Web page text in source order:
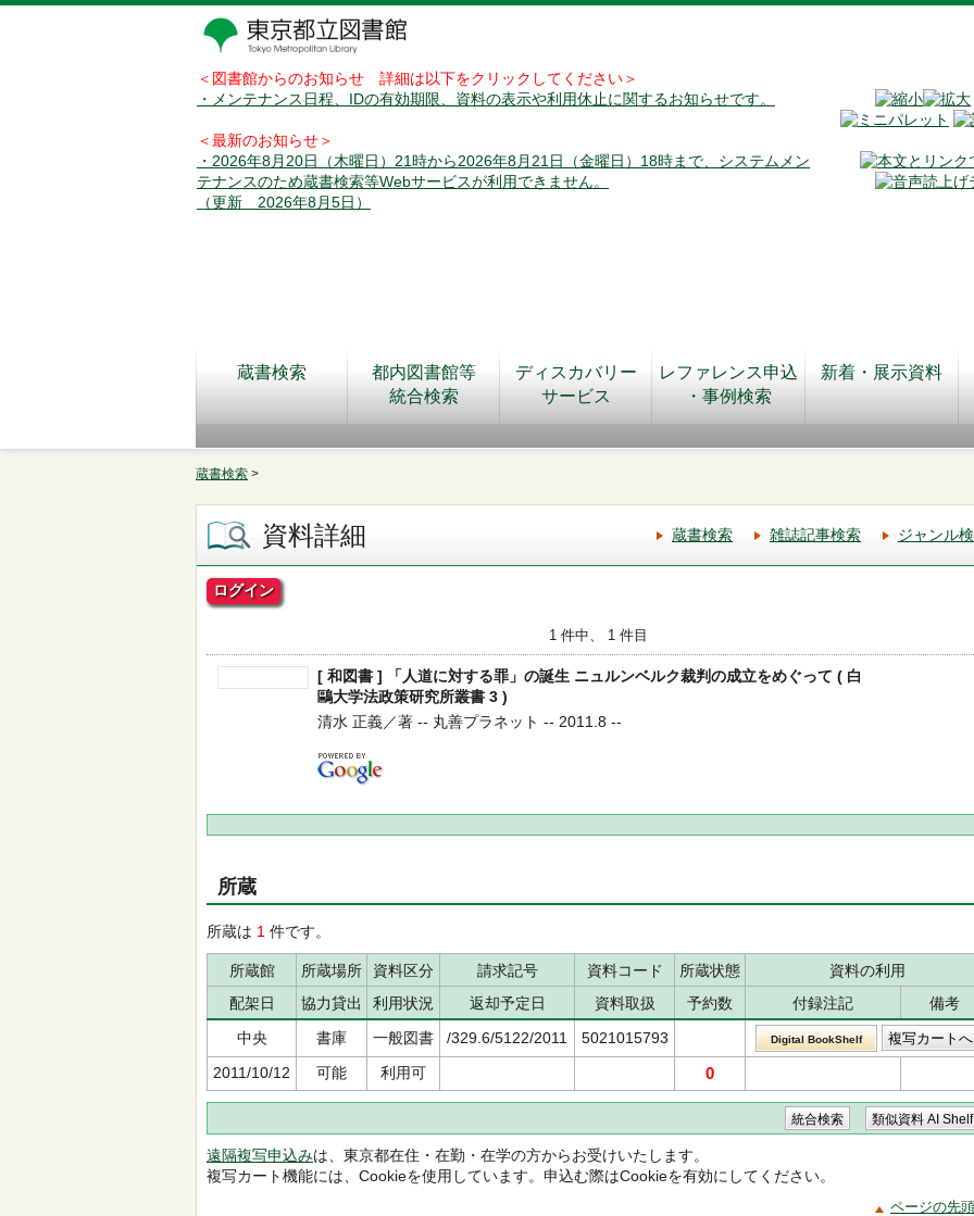
＜図書館からのお知らせ 詳細は以下をクリックしてください＞
・メンテナンス日程、IDの有効期限、資料の表示や利用休止に関するお知らせです。
＜最新のお知らせ＞
・2026年8月20日（木曜日）21時から2026年8月21日（金曜日）18時まで、システムメン
テナンスのため蔵書検索等Webサービスが利用できません。
（更新 2026年8月5日）
蔵書検索
都内図書館等
統合検索
ディスカバリー
サービス
レファレンス申込
・事例検索
新着・展示資料
蔵書検索 >
資料詳細 蔵書検索 雑誌記事検索 ジャンル
ログイン
1 件中、 1 件目
[ 和図書 ] 「人道に対する罪」の誕生 ニュルンベルク裁判の成立をめぐって ( 白
鷗大学法政策研究所叢書 3 )
清水 正義／著 -- 丸善プラネット -- 2011.8 --
所蔵
所蔵は 1 件です。
所蔵館 所蔵場所 資料区分 請求記号 資料コード 所蔵状態
資料の利用
配架日
協力貸出 利用状況 返却予定日 資料取扱 予約数 付録注記
備考
中央
書庫 一般図書 /329.6/5122/2011 5021015793 Digital BookShelf
2011/10/12 可能 利用可 0
遠隔複写申込みは、東京都在住・在勤・在学の方からお受けいたします。
複写カート機能には、Cookieを使用しています。申込む際はCookieを有効にしてください。
ページの先